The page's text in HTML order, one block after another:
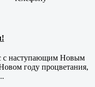
с наступающим Новым
году процветания,